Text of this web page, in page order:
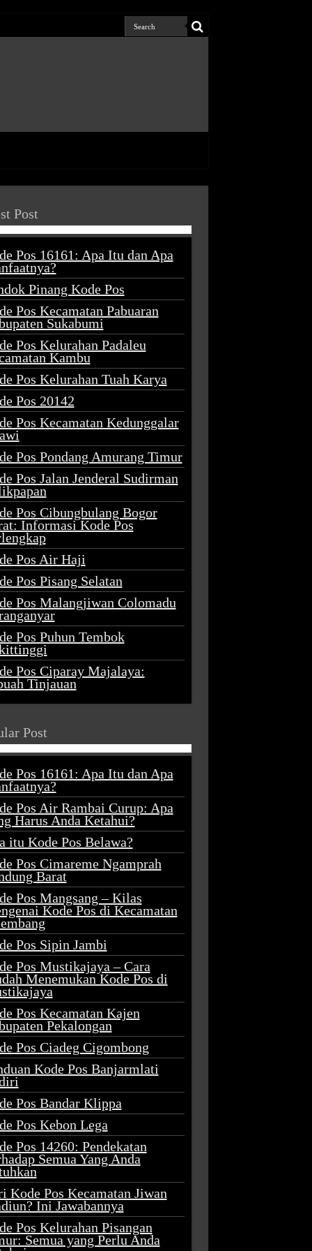
Post
Pos 16161: Apa Itu dan Apa
Pinang Kode Pos
Pos Kecamatan Pabuaran
Sukabumi
Pos Kelurahan Padaleu
Kambu
Pos Kelurahan Tuah Karya
Pos 20142
Pos Kecamatan Kedunggalar
Pos Pondang Amurang Timur
Pos Jalan Jenderal Sudirman
Pos Cibungbulang Bogor
Informasi Kode Pos
Pos Air Haji
Pos Pisang Selatan
Pos Malangjiwan Colomadu
Pos Puhun Tembok
Pos Ciparay Majalaya:
Tinjauan
Post
Pos 16161: Apa Itu dan Apa
Pos Air Rambai Curup: Apa
Harus Anda Ketahui?
itu Kode Pos Belawa?
Pos Cimareme Ngamprah
Barat
Pos Mangsang – Kilas
Kode Pos di Kecamatan
Pos Sipin Jambi
Pos Mustikajaya – Cara
Menemukan Kode Pos di
Pos Kecamatan Kajen
Pekalongan
Pos Ciadeg Cigombong
Kode Pos Banjarmlati
Pos Bandar Klippa
Pos Kebon Lega
Pos 14260: Pendekatan
Semua Yang Anda
Kode Pos Kecamatan Jiwan
Ini Jawabannya
Pos Kelurahan Pisangan
Semua yang Perlu Anda